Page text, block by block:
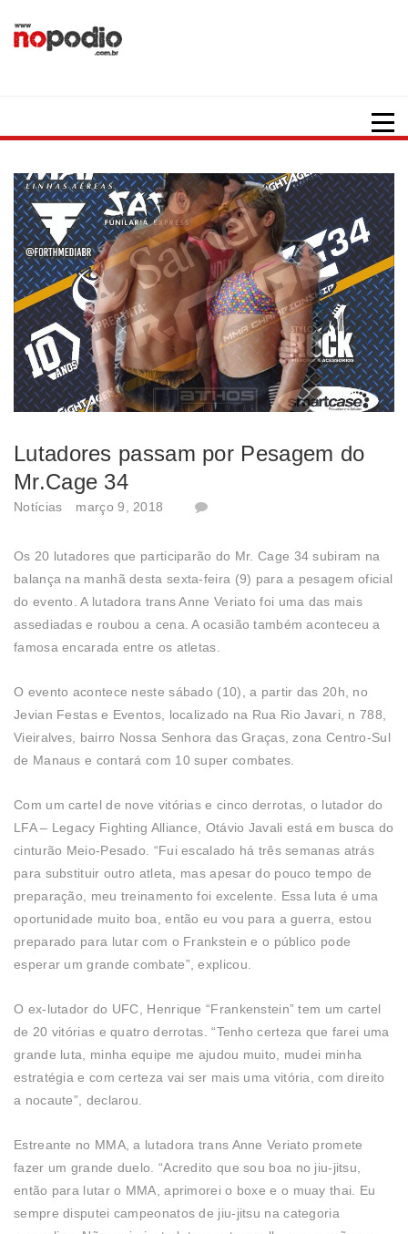
Lutadores passam por Pesagem do
Mr.Cage 34
Notícias março 9, 2018
Os 20 lutadores que participarão do Mr. Cage 34 subiram na
balança na manhã desta sexta-feira (9) para a pesagem oficial
do evento. A lutadora trans Anne Veriato foi uma das mais
assediadas e roubou a cena. A ocasião também aconteceu a
famosa encarada entre os atletas.
O evento acontece neste sábado (10), a partir das 20h, no
Jevian Festas e Eventos, localizado na Rua Rio Javari, n 788,
Vieiralves, bairro Nossa Senhora das Graças, zona Centro-Sul
de Manaus e contará com 10 super combates.
Com um cartel de nove vitórias e cinco derrotas, o lutador do
LFA – Legacy Fighting Alliance, Otávio Javali está em busca do
cinturão Meio-Pesado. “Fui escalado há três semanas atrás
para substituir outro atleta, mas apesar do pouco tempo de
preparação, meu treinamento foi excelente. Essa luta é uma
oportunidade muito boa, então eu vou para a guerra, estou
preparado para lutar com o Frankstein e o público pode
esperar um grande combate”, explicou.
O ex-lutador do UFC, Henrique “Frankenstein” tem um cartel
de 20 vitórias e quatro derrotas. “Tenho certeza que farei uma
grande luta, minha equipe me ajudou muito, mudei minha
estratégia e com certeza vai ser mais uma vitória, com direito
a nocaute”, declarou.
Estreante no MMA, a lutadora trans Anne Veriato promete
fazer um grande duelo. “Acredito que sou boa no jiu-jitsu,
então para lutar o MMA, aprimorei o boxe e o muay thai. Eu
sempre disputei campeonatos de jiu-jitsu na categoria